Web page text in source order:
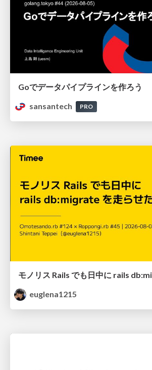
Goでデータパイプラインを作ろう
sansantech
PRO
euglena1215